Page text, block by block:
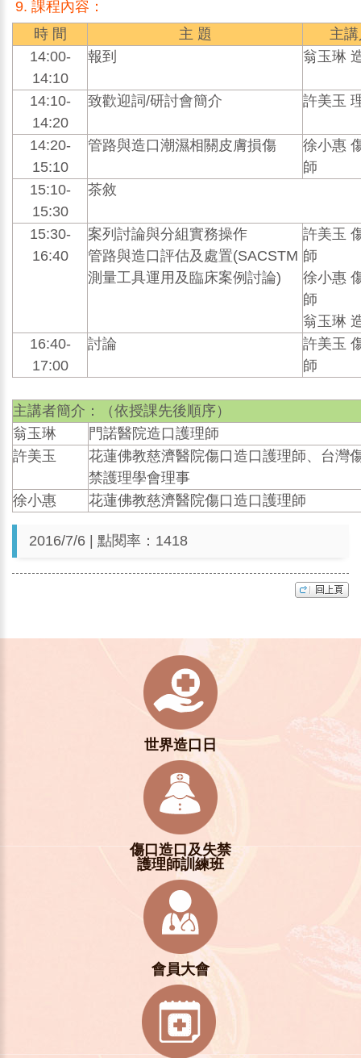
課程內容：
時 間
主 題
主
14:00-
14:10
報到 翁玉琳
14:10-
14:20
致歡迎詞/研討會簡介 許美玉
14:20-
15:10
管路與造口潮濕相關皮膚損傷
徐小惠
師
15:10-
15:30
茶敘
15:30-
16:40
案列討論與分組實務操作
管路與造口評估及處置(SACSTM
測量工具運用及臨床案例討論)
許美玉
師
徐小惠
師
翁玉琳
16:40-
17:00
討論
許美玉
師
主講者簡介：（依授課先後順序）
翁玉琳
門諾醫院造口護理師
許美玉
花蓮佛教慈濟醫院傷口造口護理師、台灣
禁護理學會理事
徐小惠
花蓮佛教慈濟醫院傷口造口護理師
2016/7/6 | 點閱率：1418
世界造口日
傷口造口及失禁
護理師訓練班
會員大會